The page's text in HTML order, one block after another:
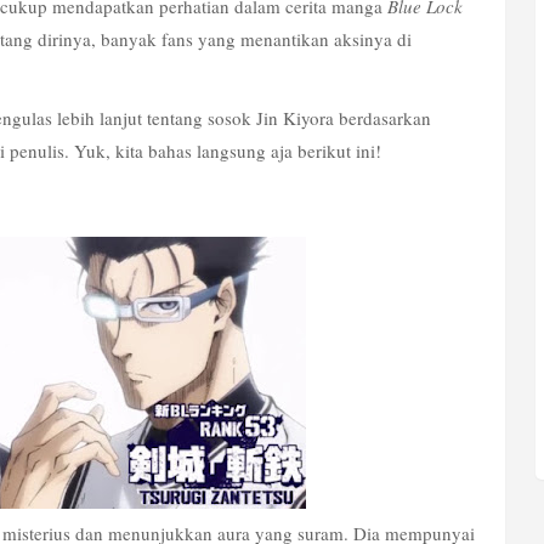
mendapatkan perhatian dalam cerita manga
Blue Lock
dirinya, banyak fans yang menantikan aksinya di
lebih lanjut tentang sosok Jin Kiyora berdasarkan
penulis. Yuk, kita bahas langsung aja berikut ini!
dan menunjukkan aura yang suram. Dia mempunyai